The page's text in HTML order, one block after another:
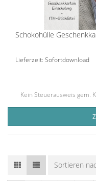
Schokohülle
Lieferzeit: Sofortdownload
Kein Steuerausweis gem.
Sortieren
Sortieren